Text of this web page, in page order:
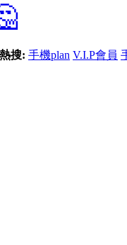
熱搜: 手機plan V.I.P會員